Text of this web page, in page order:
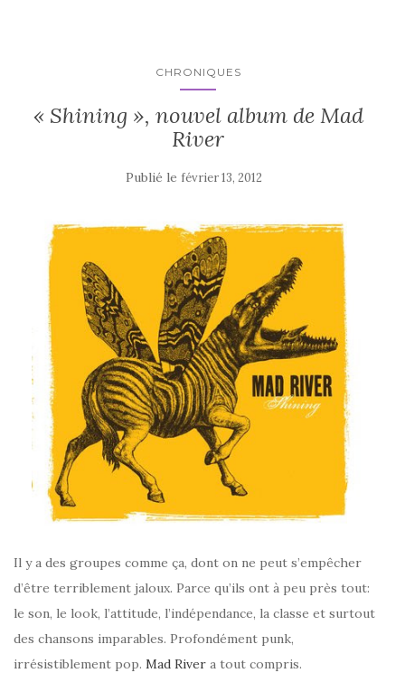
CHRONIQUES
« Shining », nouvel album de Mad
River
Publié le février 13, 2012
Il y a des groupes comme ça, dont on ne peut s’empêcher
d’être terriblement jaloux. Parce qu’ils ont à peu près tout:
le son, le look, l’attitude, l’indépendance, la classe et surtout
des chansons imparables. Profondément punk,
irrésistiblement pop. Mad River a tout compris.